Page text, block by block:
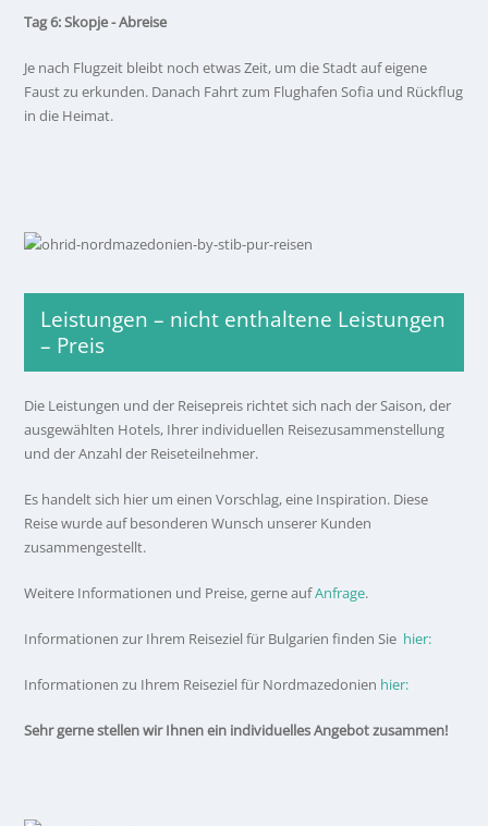
Tag 6: Skopje - Abreise
Je nach Flugzeit bleibt noch etwas Zeit, um die Stadt auf eigene
Faust zu erkunden. Danach Fahrt zum Flughafen Sofia und Rückflug
in die Heimat.
Leistungen – nicht enthaltene Leistungen
– Preis
Die Leistungen und der Reisepreis richtet sich nach der Saison, der
ausgewählten Hotels, Ihrer individuellen Reisezusammenstellung
und der Anzahl der Reiseteilnehmer.
Es handelt sich hier um einen Vorschlag, eine Inspiration. Diese
Reise wurde auf besonderen Wunsch unserer Kunden
zusammengestellt.
Weitere Informationen und Preise, gerne aufAnfrage.
Informationen zur Ihrem Reiseziel für Bulgarien finden Sie hier:
Informationen zu Ihrem Reiseziel für Nordmazedonien hier:
Sehr gerne stellen wir Ihnen ein individuelles Angebot zusammen!